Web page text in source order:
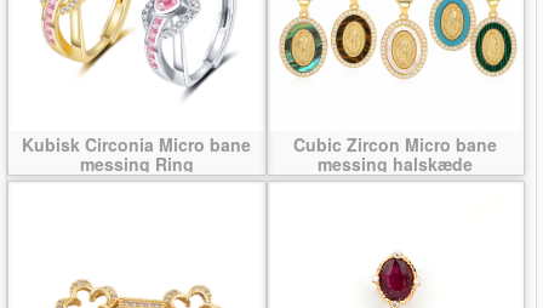
Kubisk Circonia Micro bane
messing Ring
Cubic Zircon Micro bane
messing halskæde